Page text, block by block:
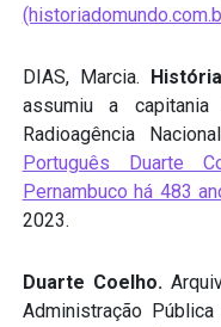
DIAS, Marcia.
assumiu a
Radioagência
Português Duarte
Pernambuco há 483
2023.
Duarte Coelho.
Administração